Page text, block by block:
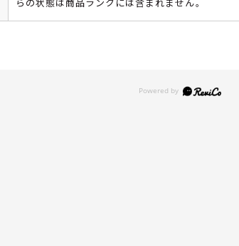
らの状態は商品ランクには含まれません。